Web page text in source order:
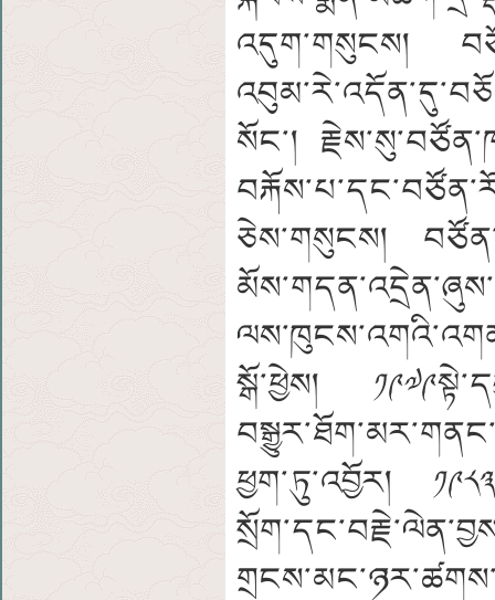
འདུག་གསུངས།
སོང་།
ཅེས་གསུངས།
སྒོ་ཕྱེས།
ཕྱག་ཏུ་འབྱོར།